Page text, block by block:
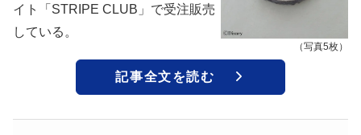
（写真5枚）
イト「STRIPE CLUB」で受注販売
している。
記事全文を読む